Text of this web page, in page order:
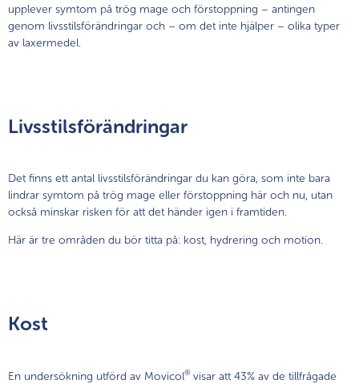
upplever symtom på trög mage och förstoppning – antingen
genom livsstilsförändringar och – om det inte hjälper – olika typer
av laxermedel.
Livsstilsförändringar
Det finns ett antal livsstilsförändringar du kan göra, som inte bara
lindrar symtom på trög mage eller förstoppning här och nu, utan
också minskar risken för att det händer igen i framtiden.
Här är tre områden du bör titta på: kost, hydrering och motion.
Kost
En undersökning utförd av Movicol® visar att 43% av de tillfrågade